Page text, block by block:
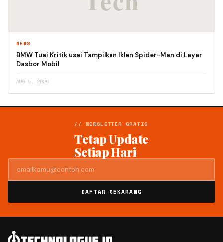
NEWS
BMW Tuai Kritik usai Tampilkan Iklan Spider-Man di Layar
Dasbor Mobil
AUG 5, 2026
// NEWSLETTER GRATIS
Tetap Update
Setiap Hari
DAFTAR SEKARANG